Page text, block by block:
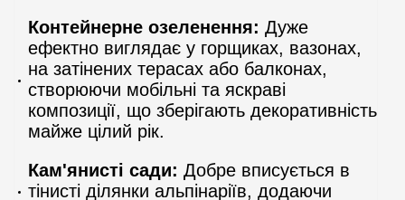
Контейнерне озеленення: Дуже
ефектно виглядає у горщиках, вазонах,
на затінених терасах або балконах,
створюючи мобільні та яскраві
композиції, що зберігають декоративність
майже цілий рік.
Кам'янисті сади: Добре вписується в
тінисті ділянки альпінаріїв, додаючи